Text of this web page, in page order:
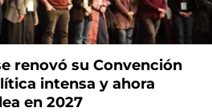
renovó su Convención
intensa y ahora
en 2027